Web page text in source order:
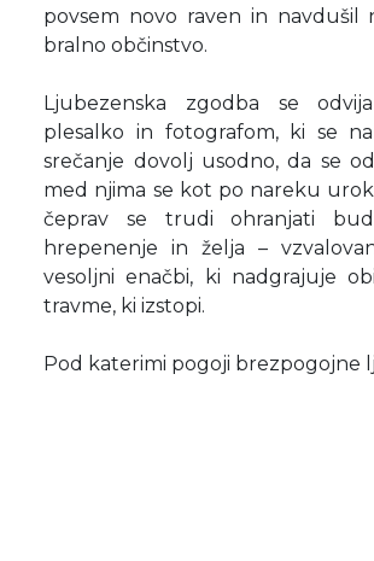
povsem novo raven in
bralno občinstvo.
Ljubezenska zgodba se
plesalko in fotografom, ki se
srečanje dovolj usodno, da se
med njima se kot po nareku
čeprav se trudi ohranjati
hrepenenje in želja –
vesoljni enačbi, ki nadgrajuje
travme, ki izstopi.
Pod katerimi pogoji brezpogojne